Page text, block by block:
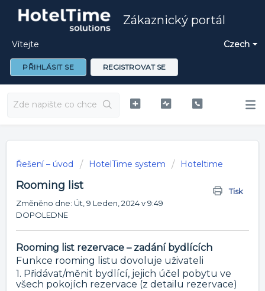
Zákaznický portál
Czech
Vítejte
PŘIHLÁSIT SE REGISTROVAT SE
Řešení – úvod HotelTime system Hoteltime
Rooming list
Tisk
Změněno dne: Út, 9 Leden, 2024 v 9:49
DOPOLEDNE
Rooming list rezervace – zadání bydlících
Funkce rooming listu dovoluje uživateli
1. Přidávat/měnit bydlící, jejich účel pobytu ve
všech pokojích rezervace (z detailu rezervace)